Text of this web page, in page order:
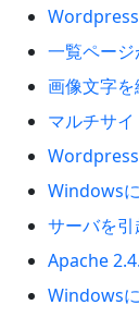
Wordpress
一覧ペー
画像文字
マルチサ
Wordpress
Windows
サーバを
Apache
Windows